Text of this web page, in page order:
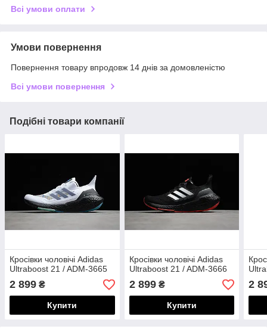
Всі умови оплати
Умови повернення
Повернення товару впродовж 14 днів за домовленістю
Всі умови повернення
Подібні товари компанії
Кросівки чоловічі Adidas
Ultraboost 21 / ADM-3665
2 899 ₴
Купити
Кросівки чоловічі Adidas
Ultraboost 21 / ADM-3666
2 899₴
Купити
2